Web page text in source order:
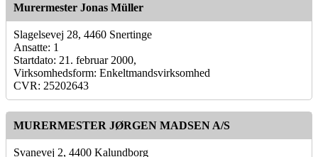
Murermester Jonas Müller
Slagelsevej 28, 4460 Snertinge
Ansatte: 1
Startdato: 21. februar 2000,
Virksomhedsform: Enkeltmandsvirksomhed
CVR: 25202643
MURERMESTER JØRGEN MADSEN A/S
Svanevej 2, 4400 Kalundborg